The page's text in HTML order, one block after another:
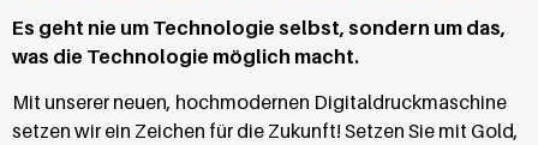
Es geht nie um Technologie selbst, sondern um das,
was die Technologie möglich macht.
Mit unserer neuen, hochmodernen Digitaldruckmaschine
setzen wir ein Zeichen für die Zukunft! Setzen Sie mit Gold,